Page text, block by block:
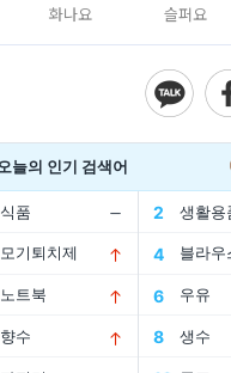
화나요 슬퍼요